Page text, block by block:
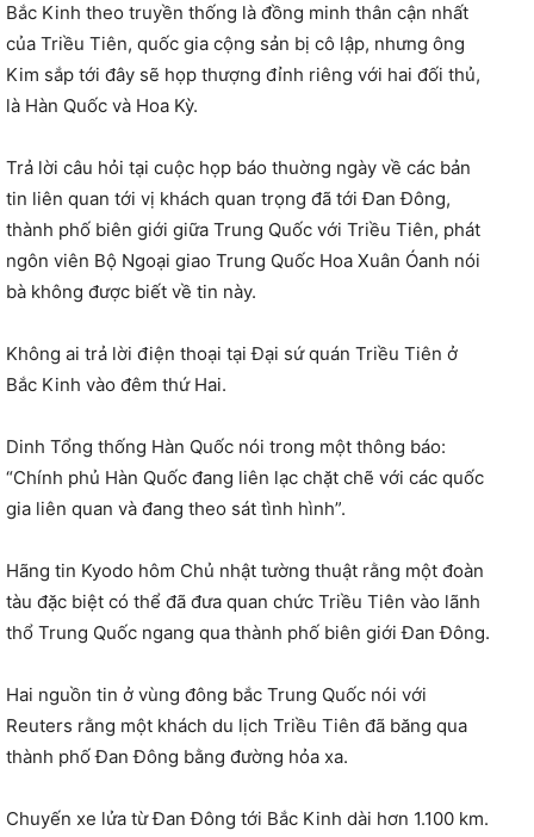
Bắc Kinh theo truyền thống là đồng minh thân cận nhất
của Triều Tiên, quốc gia cộng sản bị cô lập, nhưng ông
Kim sắp tới đây sẽ họp thượng đỉnh riêng với hai đối thủ,
là Hàn Quốc và Hoa Kỳ.
Trả lời câu hỏi tại cuộc họp báo thuờng ngày về các bản
tin liên quan tới vị khách quan trọng đã tới Đan Đông,
thành phố biên giới giữa Trung Quốc với Triều Tiên, phát
ngôn viên Bộ Ngoại giao Trung Quốc Hoa Xuân Óanh nói
bà không được biết về tin này.
Không ai trả lời điện thoại tại Đại sứ quán Triều Tiên ở
Bắc Kinh vào đêm thứ Hai.
Dinh Tổng thống Hàn Quốc nói trong một thông báo:
“Chính phủ Hàn Quốc đang liên lạc chặt chẽ với các quốc
gia liên quan và đang theo sát tình hình”.
Hãng tin Kyodo hôm Chủ nhật tường thuật rằng một đoàn
tàu đặc biệt có thể đã đưa quan chức Triều Tiên vào lãnh
thổ Trung Quốc ngang qua thành phố biên giới Đan Đông.
Hai nguồn tin ở vùng đông bắc Trung Quốc nói với
Reuters rằng một khách du lịch Triều Tiên đã băng qua
thành phố Đan Đông bằng đường hỏa xa.
Chuyến xe lửa từ Đan Đông tới Bắc Kinh dài hơn 1.100 km.